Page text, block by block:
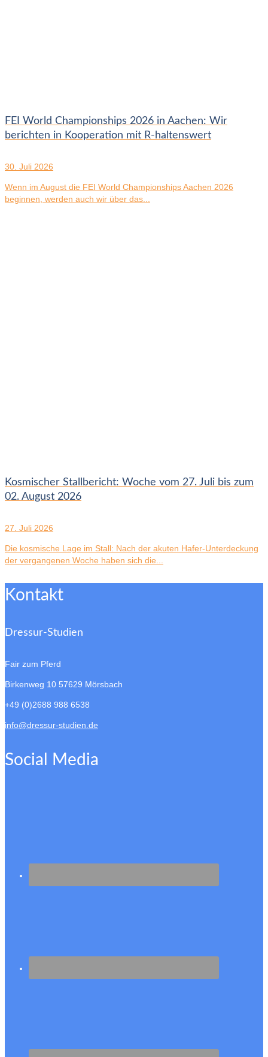
FEI World Championships 2026 in Aachen: Wir
berichten in Kooperation mit R-haltenswert
30. Juli 2026
Wenn im August die FEI World Championships Aachen 2026
beginnen, werden auch wir über das...
Kosmischer Stallbericht: Woche vom 27. Juli bis zum
02. August 2026
27. Juli 2026
Die kosmische Lage im Stall: Nach der akuten Hafer-Unterdeckung
der vergangenen Woche haben sich die...
Kontakt
Dressur-Studien
Fair zum Pferd
Birkenweg 10 57629 Mörsbach
+49 (0)2688 988 6538
info@dressur-studien.de
Social Media